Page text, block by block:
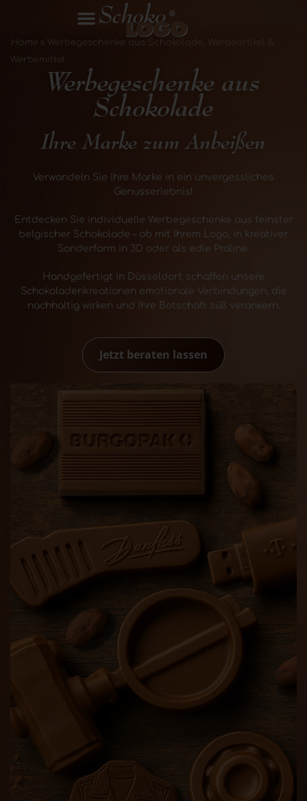
Home » Werbegeschenke aus Schokolade, Werbeartikel &
Werbemittel
Werbegeschenke aus
Schokolade
Ihre Marke zum Anbeißen
Verwandeln Sie Ihre Marke in ein unvergessliches
Genusserlebnis!
Entdecken Sie individuelle Werbegeschenke aus feinster
belgischer Schokolade – ob mit Ihrem Logo, in kreativer
Sonderform in 3D oder als edle Praline.
Handgefertigt in Düsseldorf, schaffen unsere
Schokoladenkreationen emotionale Verbindungen, die
nachhaltig wirken und Ihre Botschaft süß verankern.
Jetzt beraten lassen